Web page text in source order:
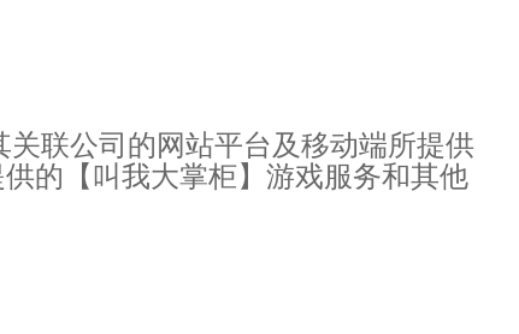
联公司的网站平台及移动端所提供
的【叫我大掌柜】游戏服务和其他